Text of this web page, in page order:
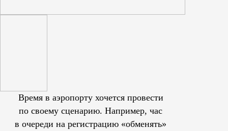
Время в аэропорту хочется провести
по своему сценарию. Например, час
в очереди на регистрацию «обменять»